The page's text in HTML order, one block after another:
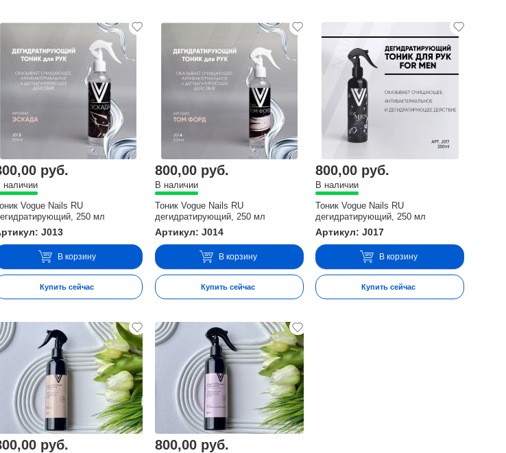
руб.
наличии
Vogue Nails RU
250 мл
J013
В корзину
Купить сейчас
800,00 руб.
В наличии
Тоник Vogue Nails RU
дегидратирующий, 250 мл
Артикул: J014
В корзину
Купить сейчас
800,00 руб.
В наличии
Тоник Vogue Nails RU
дегидратирующий, 250 мл
Артикул: J017
В корзину
Купить сейчас
руб. 800,00 руб.